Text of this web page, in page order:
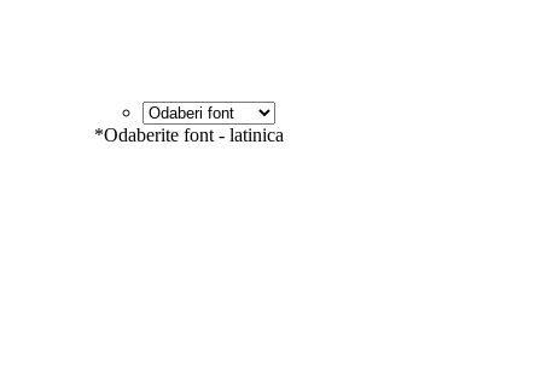
*Odaberite font - latinica